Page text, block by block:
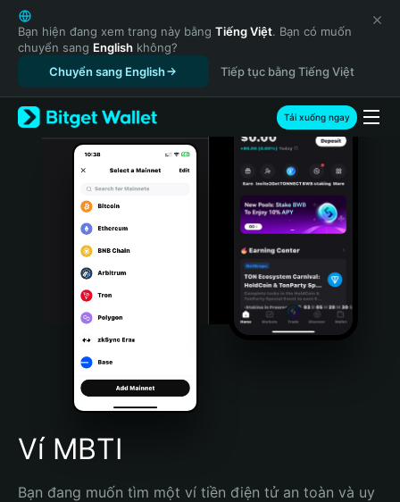
English
日本語
Tiếng Việt
Русский
Español (Latinoamérica)
Türkçe
Italiano
Português (Portugal)
Bahasa Indonesia
Português (Brasil)
Español (Argentina)
Bạn hiện đang xem trang này bằng Tiếng Việt. Bạn có muốn
chuyển sang English không?
Chuyển sang English
Tiếp tục bằng Tiếng Việt
Tải xuống ngay
Ví MBTI
Bạn đang muốn tìm một ví tiền điện tử an toàn và uy